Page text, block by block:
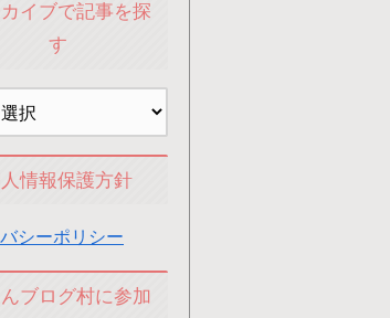
イブで記事を探
す
情報保護方針
シーポリシー
ブログ村に参加